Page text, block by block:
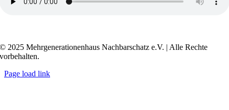
© 2025 Mehrgenerationenhaus Nachbarschatz e.V. | Alle Rechte
vorbehalten.
Page load link